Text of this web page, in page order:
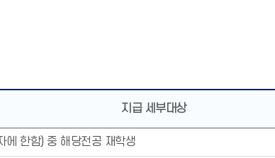
지급 세부대상
에 한함) 중 해당전공 재학생